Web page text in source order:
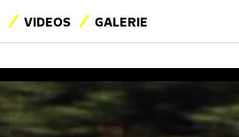
VIDEOS GALERIE